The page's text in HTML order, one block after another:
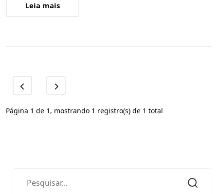
Leia mais
Página 1 de 1, mostrando 1 registro(s) de 1 total